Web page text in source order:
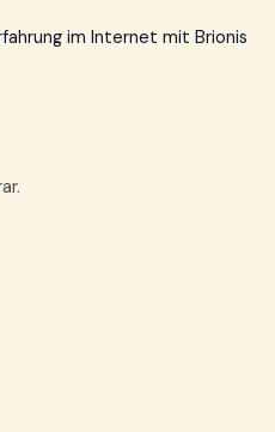
im Internet mit Brionis